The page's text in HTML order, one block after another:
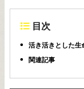
目次
活き活きとした生
関連記事